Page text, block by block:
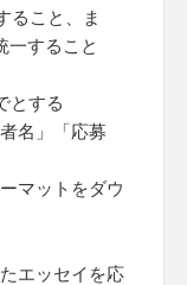
ること、ま
一すること
とする
名」「応募
マットをダウ
エッセイを応